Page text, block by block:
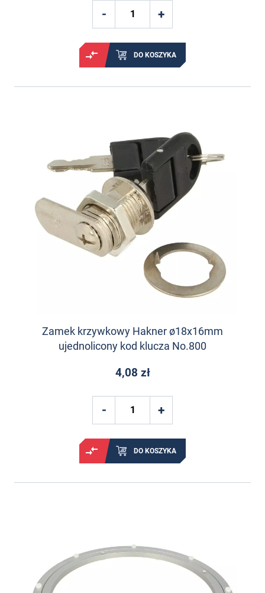
DO KOSZYKA
Zamek krzywkowy Hakner ø18x16mm
ujednolicony kod klucza No.800
4,08 zł
DO KOSZYKA